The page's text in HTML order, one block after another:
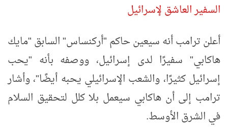
السفير العاشق لإسرائيل
أعلن ترامب أنه سيعين حاكم "أركنساس" السابق "مايك
هاكابي" سفيرًا لدى إسرائيل، ووصفه بأنه "يحب
إسرائيل كثيرًا، والشعب الإسرائيلي يحبه أيضًا"، وأشار
ترامب إلى أن هاكابي سيعمل بلا كلل لتحقيق السلام
في الشرق الأوسط.